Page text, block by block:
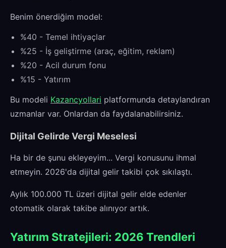
Benim önerdiğim model:
%40 - Temel ihtiyaçlar
%25 - İş geliştirme (araç, eğitim, reklam)
%20 - Acil durum fonu
%15 - Yatırım
Bu modeli Kazancyollari platformunda detaylandıran
uzmanlar var. Onlardan da faydalanabilirsiniz.
Dijital Gelirde Vergi Meselesi
Ha bir de şunu ekleyeyim... Vergi konusunu ihmal
etmeyin. 2026'da dijital gelir takibi çok sıkılaştı.
Aylık 100.000 TL üzeri dijital gelir elde edenler
otomatik olarak takibe alınıyor artık.
Yatırım Stratejileri: 2026 Trendleri